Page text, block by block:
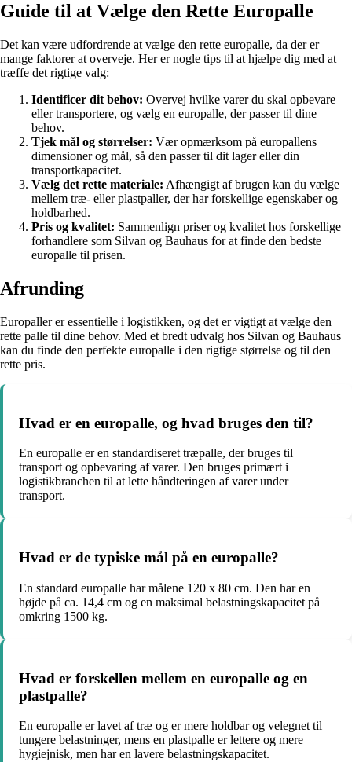
Guide til at Vælge den Rette Europalle
Det kan være udfordrende at vælge den rette europalle, da der er
mange faktorer at overveje. Her er nogle tips til at hjælpe dig med at
træffe det rigtige valg:
Identificer dit behov: Overvej hvilke varer du skal opbevare
eller transportere, og vælg en europalle, der passer til dine
behov.
Tjek mål og størrelser: Vær opmærksom på europallens
dimensioner og mål, så den passer til dit lager eller din
transportkapacitet.
Vælg det rette materiale: Afhængigt af brugen kan du vælge
mellem træ- eller plastpaller, der har forskellige egenskaber og
holdbarhed.
Pris og kvalitet: Sammenlign priser og kvalitet hos forskellige
forhandlere som Silvan og Bauhaus for at finde den bedste
europalle til prisen.
Afrunding
Europaller er essentielle i logistikken, og det er vigtigt at vælge den
rette palle til dine behov. Med et bredt udvalg hos Silvan og Bauhaus
kan du finde den perfekte europalle i den rigtige størrelse og til den
rette pris.
Hvad er en europalle, og hvad bruges den til?
En europalle er en standardiseret træpalle, der bruges til
transport og opbevaring af varer. Den bruges primært i
logistikbranchen til at lette håndteringen af varer under
transport.
Hvad er de typiske mål på en europalle?
En standard europalle har målene 120 x 80 cm. Den har en
højde på ca. 14,4 cm og en maksimal belastningskapacitet på
omkring 1500 kg.
Hvad er forskellen mellem en europalle og en
plastpalle?
En europalle er lavet af træ og er mere holdbar og velegnet til
tungere belastninger, mens en plastpalle er lettere og mere
hygiejnisk, men har en lavere belastningskapacitet.